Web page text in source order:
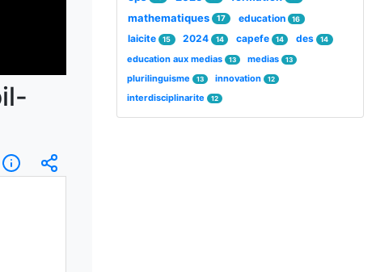
Informations
mathematiques 17 education 16
laicite 15 2024 14 capefe 14 des 14
education aux medias 13 medias 13
plurilinguisme 13 innovation 12
interdisciplinarite 12